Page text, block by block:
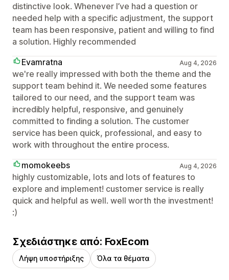
distinctive look. Whenever I’ve had a question or
needed help with a specific adjustment, the support
team has been responsive, patient and willing to find
a solution. Highly recommended
Evamratna
Aug 4, 2026
we're really impressed with both the theme and the
support team behind it. We needed some features
tailored to our need, and the support team was
incredibly helpful, responsive, and genuinely
committed to finding a solution. The customer
service has been quick, professional, and easy to
work with throughout the entire process.
momokeebs
Aug 4, 2026
highly customizable, lots and lots of features to
explore and implement! customer service is really
quick and helpful as well. well worth the investment!
:)
Σχεδιάστηκε από: FoxEcom
Λήψη υποστήριξης Όλα τα θέματα